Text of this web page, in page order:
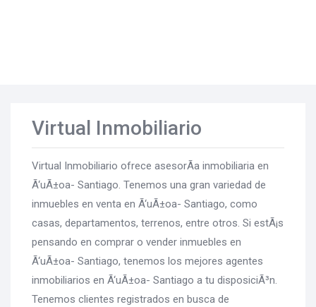
Virtual Inmobiliario
Virtual Inmobiliario ofrece asesorÃ­a inmobiliaria en
Ã‘uÃ±oa- Santiago. Tenemos una gran variedad de
inmuebles en venta en Ã‘uÃ±oa- Santiago, como
casas, departamentos, terrenos, entre otros. Si estÃ¡s
pensando en comprar o vender inmuebles en
Ã‘uÃ±oa- Santiago, tenemos los mejores agentes
inmobiliarios en Ã‘uÃ±oa- Santiago a tu disposiciÃ³n.
Tenemos clientes registrados en busca de